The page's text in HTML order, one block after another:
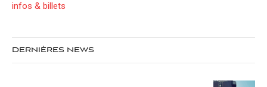
infos & billets
DERNIÈRES NEWS